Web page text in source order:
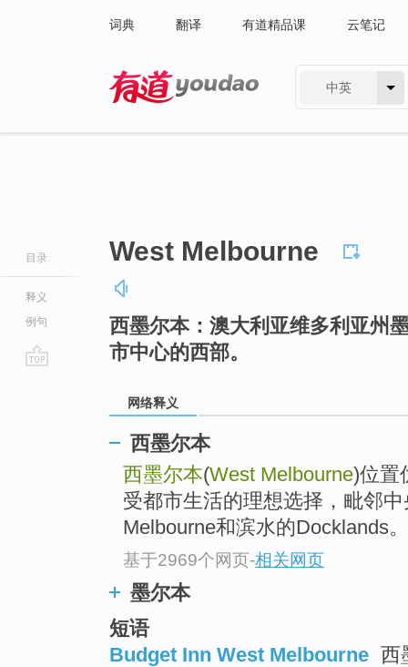
词典 翻译 有道精品课 云笔记
中英
目录
释义
例句
West Melbourne
西墨尔本：澳大利亚维多利亚州
市中心的西部。
网络释义
西墨尔本
西墨尔本(West Melbourne)位置
受都市生活的理想选择，毗邻
Melbourne和滨水的Docklands。
基于2969个网页-相关网页
墨尔本
短语
Budget Inn West Melbourne 西